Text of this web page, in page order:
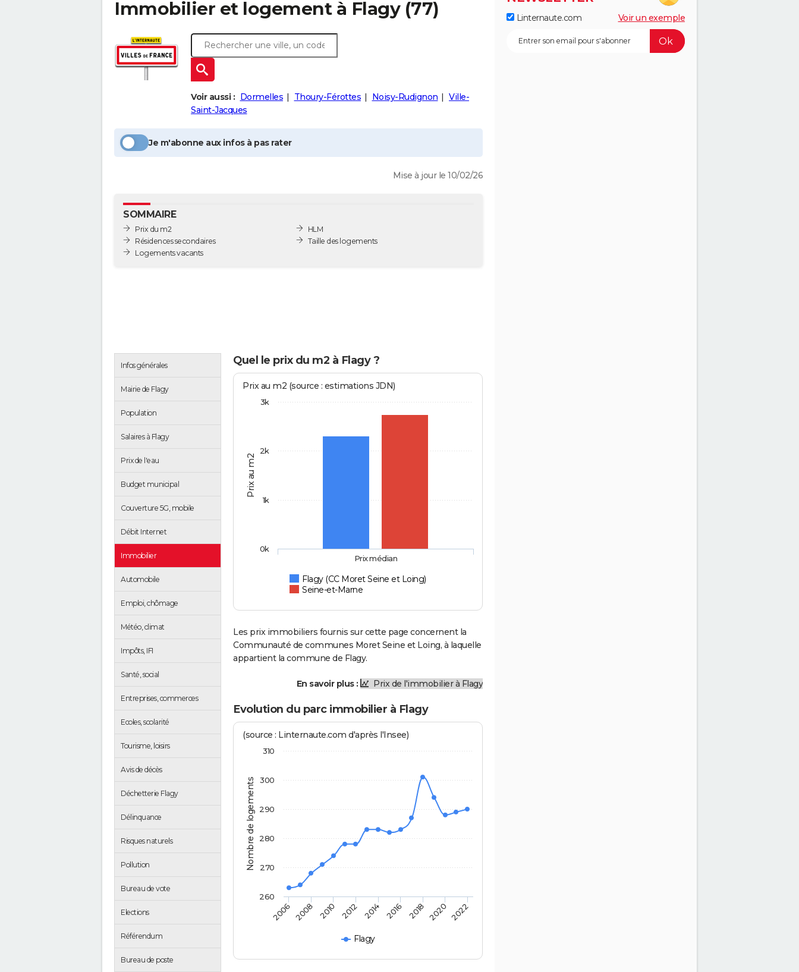
Immobilier et logement à Flagy(77)
Voir aussi : Dormelles Thoury-Férottes Noisy-Rudignon
Ville-
Saint-Jacques
Je m'abonne aux infos à pas rater
Mise à jour le 10/02/26
SOMMAIRE
Prix du m2
Résidences secondaires
Logements vacants
HLM
Taille des logements
Infos générales
Mairie de Flagy
Population
Salaires à Flagy
Prix de l'eau
Budget municipal
Couverture 5G, mobile
Débit Internet
Immobilier
Automobile
Emploi, chômage
Météo, climat
Impôts, IFI
Santé, social
Entreprises, commerces
Ecoles, scolarité
Tourisme, loisirs
Avis de décès
Déchetterie Flagy
Délinquance
Risques naturels
Pollution
Bureau de vote
Elections
Référendum
Bureau de poste
Quel le prix du m2 à Flagy ?
Prix au m2
Prix au m2 (source : estimations JDN)
Flagy (CC Moret Seine et Loing)
Seine-et-Marne
Prix médian
0k
1k
2k
3k
Les prix immobiliers fournis sur cette page concernent la
Communauté de communes Moret Seine et Loing, à laquelle
appartient la commune de Flagy.
En savoir plus : Prix de l'immobilier à Flagy
Evolution du parc immobilier à Flagy
Nombre de logements
(source : Linternaute.com d'après l'Insee)
Flagy
2006 2008 2010 2012 2014 2016 2018 2020 2022
260
270
280
290
300
310
Linternaute.com Voir un exemple